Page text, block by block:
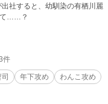
社すると、幼馴染の有栖川麗
て……？
件
年下攻め
わんこ攻め